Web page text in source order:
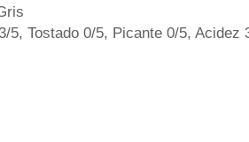
5, Tostado 0/5, Picante 0/5, Acidez